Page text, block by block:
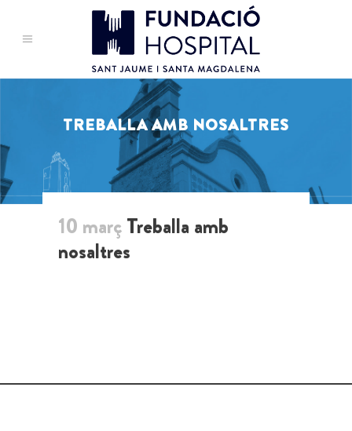
TREBALLA AMB NOSALTRES
10 marçTreballa amb
nosaltres